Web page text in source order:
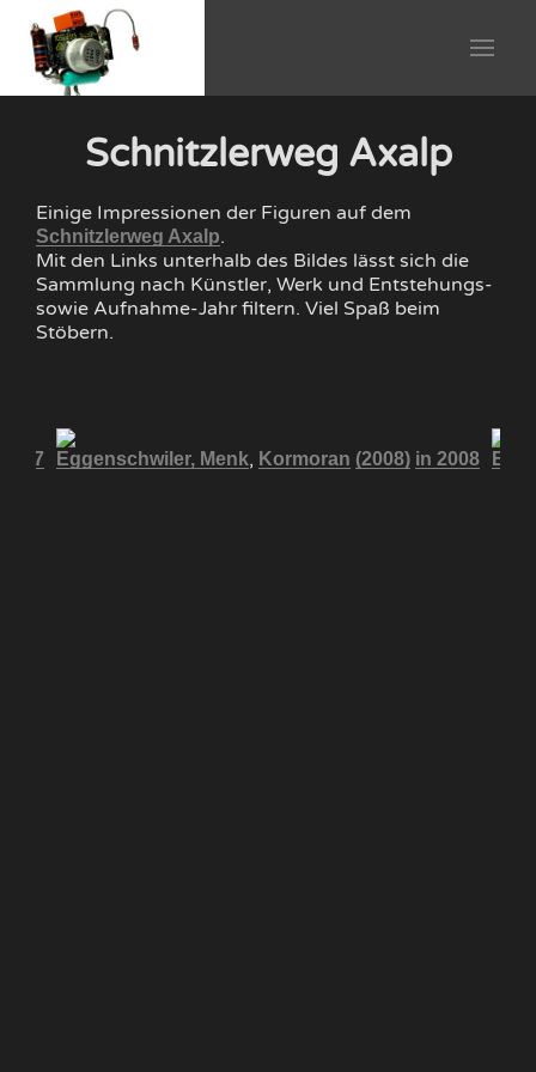
Schnitzlerweg Axalp
Einige Impressionen der Figuren auf dem
Schnitzlerweg Axalp.
Mit den Links unterhalb des Bildes lässt sich die
Sammlung nach Künstler, Werk und Entstehungs-
sowie Aufnahme-Jahr filtern. Viel Spaß beim
Stöbern.
Eggenschwiler, Menk, Kormoran (2008) in 2008